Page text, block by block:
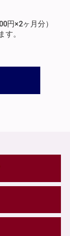
円×2ヶ月分）
す。